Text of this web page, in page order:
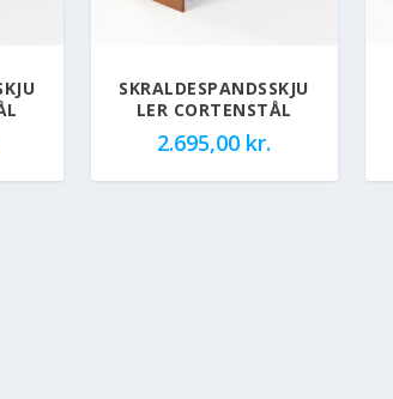
SKRALDESPANDSSKJU
LER CORTENSTÅL
2.695,00 kr.